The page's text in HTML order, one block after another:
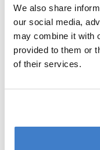
We also share
our social media,
may combine it with
provided to them or
of their services.